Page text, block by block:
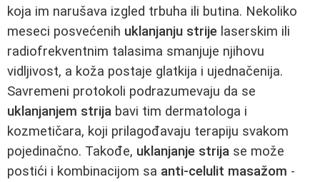
koja im narušava izgled trbuha ili butina. Nekoliko
meseci posvećenih uklanjanju strije laserskim ili
radiofrekventnim talasima smanjuje njihovu
vidljivost, a koža postaje glatkija i ujednačenija.
Savremeni protokoli podrazumevaju da se
uklanjanjem strija bavi tim dermatologa i
kozmetičara, koji prilagođavaju terapiju svakom
pojedinačno. Takođe, uklanjanje strija se može
postići i kombinacijom sa anti-celulit masažom -